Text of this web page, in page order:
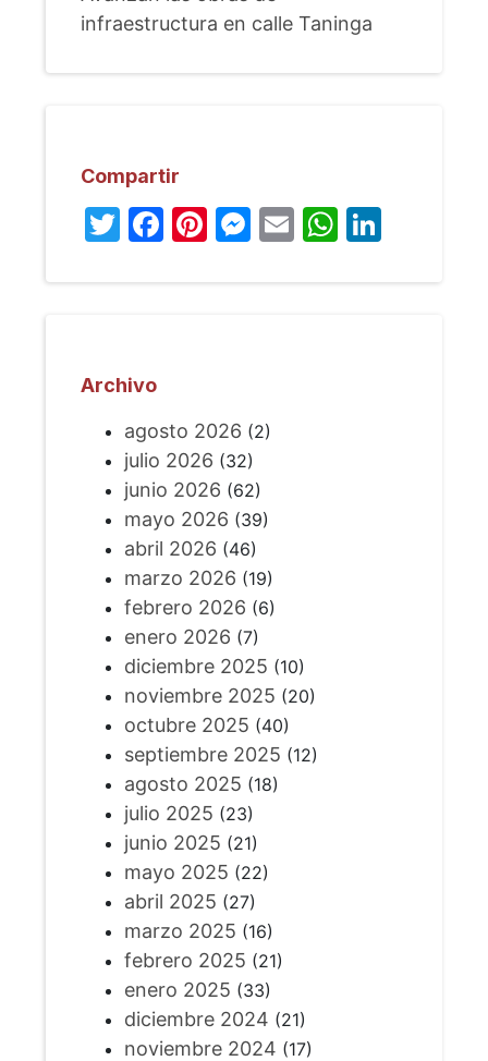
infraestructura en calle Taninga
Compartir
Twitter
Facebook
Pinterest
Messenger
Email
Archivo
agosto 2026 (2)
julio 2026 (32)
junio 2026 (62)
mayo 2026 (39)
abril 2026 (46)
marzo 2026 (19)
febrero 2026 (6)
enero 2026 (7)
diciembre 2025 (10)
noviembre 2025 (20)
octubre 2025 (40)
septiembre 2025 (12)
agosto 2025 (18)
julio 2025 (23)
junio 2025 (21)
mayo 2025 (22)
abril 2025 (27)
marzo 2025 (16)
febrero 2025 (21)
enero 2025 (33)
diciembre 2024 (21)
noviembre 2024 (17)